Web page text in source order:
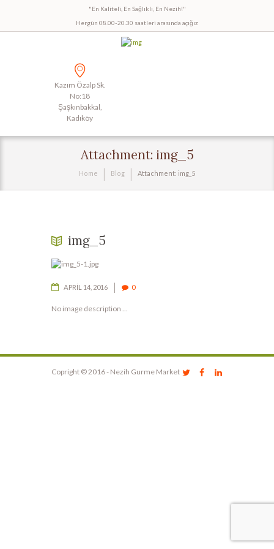
"En Kaliteli, En Sağlıklı, En Nezih!"
Hergün 08.00-20.30 saatleri arasında açığız
Kazım Özalp Sk.
No:18
Şaşkınbakkal,
Kadıköy
Attachment: img_5
Home Blog Attachment: img_5
img_5
APRIL 14, 2016 0
No image description ...
Copright © 2016 - Nezih Gurme Market